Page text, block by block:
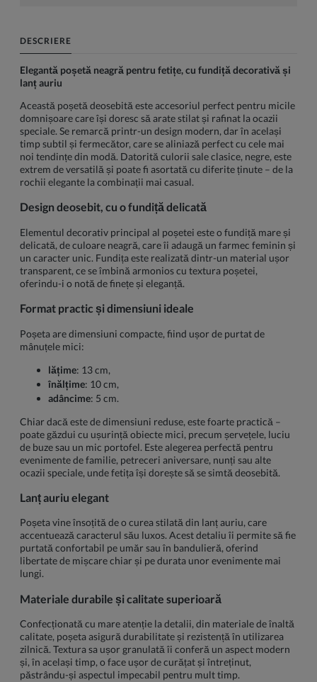
DESCRIERE
Elegantă poșetă neagră pentru fetițe, cu fundiță decorativă și
lanț auriu
Această poșetă deosebită este accesoriul perfect pentru micile
domnișoare care își doresc să arate stilat și rafinat la ocazii
speciale. Se remarcă printr-un design modern, dar în același
timp subtil și fermecător, care se aliniază perfect cu cele mai
noi tendințe din modă. Datorită culorii sale clasice, negre, este
extrem de versatilă și poate fi asortată cu diferite ținute – de la
rochii elegante la combinații mai casual.
Design deosebit, cu o fundiță delicată
Elementul decorativ principal al poșetei este o fundiță mare și
delicată, de culoare neagră, care îi adaugă un farmec feminin și
un caracter unic. Fundița este realizată dintr-un material ușor
transparent, ce se îmbină armonios cu textura poșetei,
oferindu-i o notă de finețe și eleganță.
Format practic și dimensiuni ideale
Poșeta are dimensiuni compacte, fiind ușor de purtat de
mânuțele mici:
lățime: 13 cm,
înălțime: 10 cm,
adâncime: 5 cm.
Chiar dacă este de dimensiuni reduse, este foarte practică –
poate găzdui cu ușurință obiecte mici, precum șervețele, luciu
de buze sau un mic portofel. Este alegerea perfectă pentru
evenimente de familie, petreceri aniversare, nunți sau alte
ocazii speciale, unde fetița își dorește să se simtă deosebită.
Lanț auriu elegant
Poșeta vine însoțită de o curea stilată din lanț auriu, care
accentuează caracterul său luxos. Acest detaliu îi permite să fie
purtată confortabil pe umăr sau în bandulieră, oferind
libertate de mișcare chiar și pe durata unor evenimente mai
lungi.
Materiale durabile și calitate superioară
Confecționată cu mare atenție la detalii, din materiale de înaltă
calitate, poșeta asigură durabilitate și rezistență în utilizarea
zilnică. Textura sa ușor granulată îi conferă un aspect modern
și, în același timp, o face ușor de curățat și întreținut,
păstrându-și aspectul impecabil pentru mult timp.